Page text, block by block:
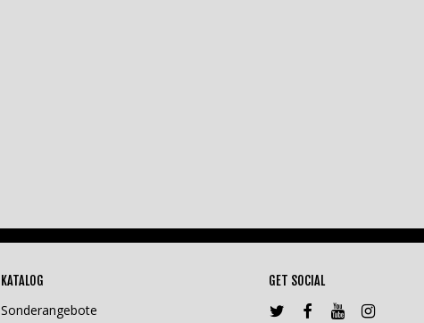
KATALOG
Sonderangebote
GET SOCIAL